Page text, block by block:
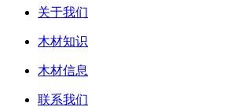
关于我们
木材知识
木材信息
联系我们